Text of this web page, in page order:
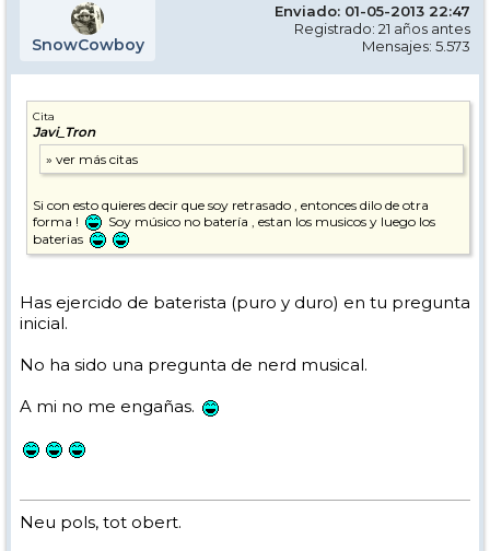
SnowCowboy
Enviado: 01-05-2013 22:47
Registrado: 21 años antes
Mensajes: 5.573
Cita
Javi_Tron
Si con esto quieres decir que soy retrasado , entonces dilo de otra
forma !
Soy músico no batería , estan los musicos y luego los
baterias
Has ejercido de baterista (puro y duro) en tu pregunta
inicial.
No ha sido una pregunta de nerd musical.
A mi no me engañas.
Neu pols, tot obert.